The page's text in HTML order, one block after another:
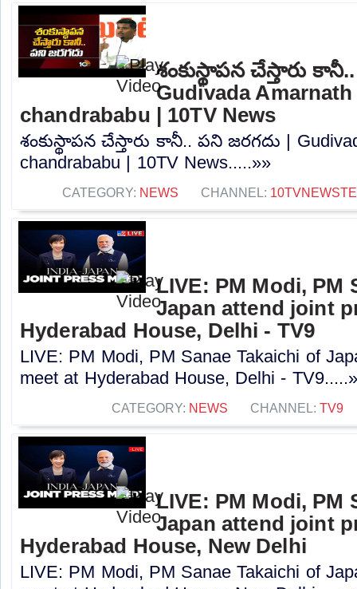
శంకుస్థాపన చేస్తారు
Gudivada
chandrababu | 10TV News
శంకుస్థాపన చేస్తారు కానీ.. పని జరగదు |
chandrababu | 10TV News.....»»
CATEGORY: NEWS CHANNEL:
LIVE: PM Modi, PM
Japan attend joint
Hyderabad House, Delhi - TV9
LIVE: PM Modi, PM Sanae Takaichi of
meet at Hyderabad House, Delhi -
CATEGORY: NEWS CHANNEL: TV9
LIVE: PM Modi, PM
Japan attend joint
Hyderabad House, New Delhi
LIVE: PM Modi, PM Sanae Takaichi of